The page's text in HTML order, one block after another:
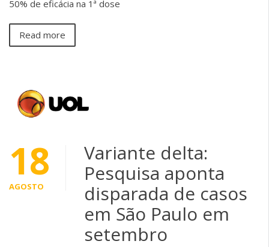
50% de eficácia na 1ª dose
Read more
18
AGOSTO
Variante delta:
Pesquisa aponta
disparada de casos
em São Paulo em
setembro